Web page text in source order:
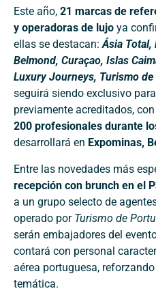
Este año, 21 marcas de
y operadoras de lujo ya
ellas se destacan:Ásia Total,
Belmond, Curaçao, Islas
Luxury Journeys, Turismo
seguirá siendo exclusivo
previamente acreditados,
200 profesionales durante
desarrollará en Expominas,
Entre las novedades más
recepción con brunch en el
a un grupo selecto de
operado por Turismo de
serán embajadores del
contará con personal
aérea portuguesa,
temática.